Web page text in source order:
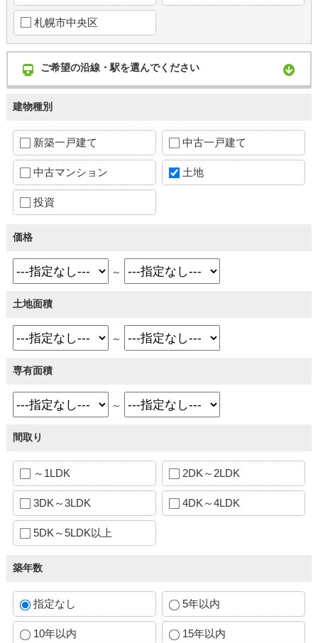
札幌市中央区
ご希望の沿線・駅を選んでください
建物種別
新築一戸建て 中古一戸建て
中古マンション 土地
投資
価格
～
土地面積
～
専有面積
～
間取り
～1LDK 2DK～2LDK
3DK～3LDK 4DK～4LDK
5DK～5LDK以上
築年数
指定なし 5年以内
10年以内 15年以内